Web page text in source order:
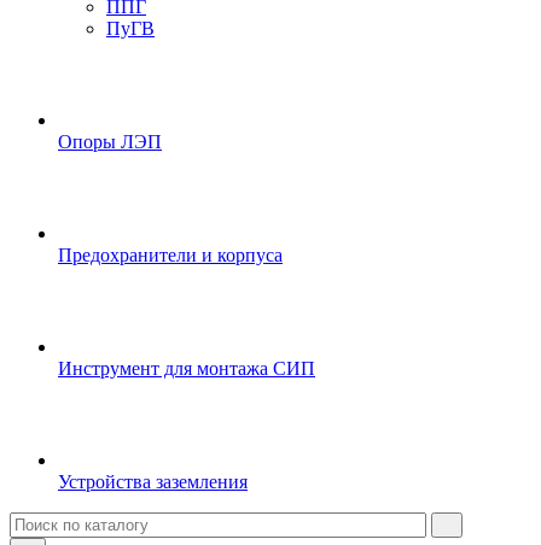
ППГ
ПуГВ
Опоры ЛЭП
Предохранители и корпуса
Инструмент для монтажа СИП
Устройства заземления